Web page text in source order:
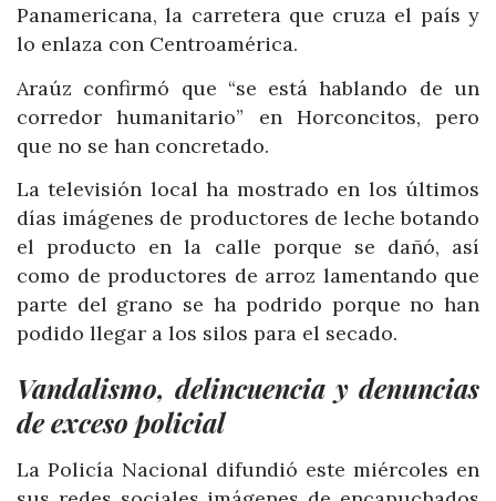
Panamericana, la carretera que cruza el país y
lo enlaza con Centroamérica.
Araúz confirmó que “se está hablando de un
corredor humanitario” en Horconcitos, pero
que no se han concretado.
La televisión local ha mostrado en los últimos
días imágenes de productores de leche botando
el producto en la calle porque se dañó, así
como de productores de arroz lamentando que
parte del grano se ha podrido porque no han
podido llegar a los silos para el secado.
Vandalismo, delincuencia y denuncias
de exceso policial
La Policía Nacional difundió este miércoles en